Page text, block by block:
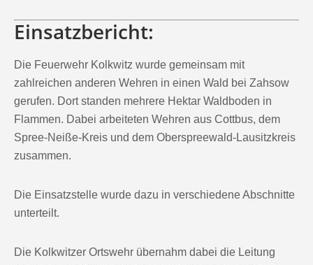
Einsatzbericht:
Die Feuerwehr Kolkwitz wurde gemeinsam mit
zahlreichen anderen Wehren in einen Wald bei Zahsow
gerufen. Dort standen mehrere Hektar Waldboden in
Flammen. Dabei arbeiteten Wehren aus Cottbus, dem
Spree-Neiße-Kreis und dem Oberspreewald-Lausitzkreis
zusammen.
Die Einsatzstelle wurde dazu in verschiedene Abschnitte
unterteilt.
Die Kolkwitzer Ortswehr übernahm dabei die Leitung